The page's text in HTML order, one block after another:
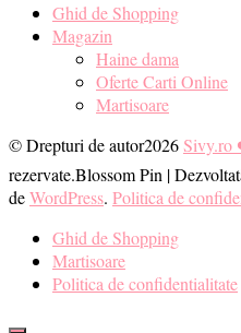
Ghid de Shopping
Magazin
Haine dama
Oferte Carti Online
Martisoare
© Drepturi de autor2026
rezervate.Blossom Pin |
deWordPress. Politica de
Ghid de Shopping
Martisoare
Politica de confidentialitate